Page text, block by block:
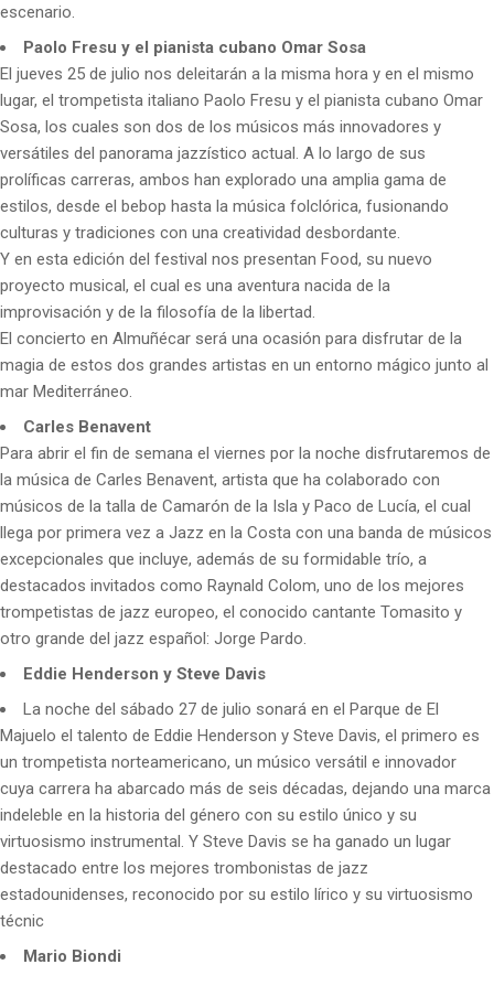
escenario.
Paolo Fresu y el pianista cubano Omar Sosa
El jueves 25 de julio nos deleitarán a la misma hora y en el mismo
lugar, el trompetista italiano Paolo Fresu y el pianista cubano Omar
Sosa, los cuales son dos de los músicos más innovadores y
versátiles del panorama jazzístico actual. A lo largo de sus
prolíficas carreras, ambos han explorado una amplia gama de
estilos, desde el bebop hasta la música folclórica, fusionando
culturas y tradiciones con una creatividad desbordante.
Y en esta edición del festival nos presentan Food, su nuevo
proyecto musical, el cual es una aventura nacida de la
improvisación y de la filosofía de la libertad.
El concierto en Almuñécar será una ocasión para disfrutar de la
magia de estos dos grandes artistas en un entorno mágico junto al
mar Mediterráneo.
Carles Benavent
Para abrir el fin de semana el viernes por la noche disfrutaremos de
la música de Carles Benavent, artista que ha colaborado con
músicos de la talla de Camarón de la Isla y Paco de Lucía, el cual
llega por primera vez a Jazz en la Costa con una banda de músicos
excepcionales que incluye, además de su formidable trío, a
destacados invitados como Raynald Colom, uno de los mejores
trompetistas de jazz europeo, el conocido cantante Tomasito y
otro grande del jazz español: Jorge Pardo.
Eddie Henderson y Steve Davis
La noche del sábado 27 de julio sonará en el Parque de El
Majuelo el talento de Eddie Henderson y Steve Davis, el primero es
un trompetista norteamericano, un músico versátil e innovador
cuya carrera ha abarcado más de seis décadas, dejando una marca
indeleble en la historia del género con su estilo único y su
virtuosismo instrumental. Y Steve Davis se ha ganado un lugar
destacado entre los mejores trombonistas de jazz
estadounidenses, reconocido por su estilo lírico y su virtuosismo
técnic
Mario Biondi